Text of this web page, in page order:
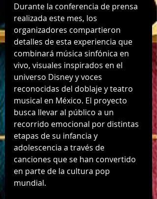
Durante la conferencia de prensa
realizada este mes, los
organizadores compartieron
detalles de esta experiencia que
combinará música sinfónica en
vivo, visuales inspirados en el
universo Disney y voces
reconocidas del doblaje y teatro
musical en México. El proyecto
busca llevar al público a un
recorrido emocional por distintas
etapas de su infancia y
adolescencia a través de
canciones que se han convertido
en parte de la cultura pop
mundial.